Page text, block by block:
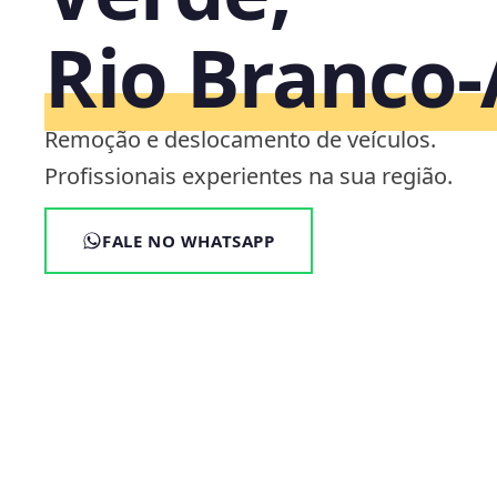
Rio
Remoção e deslocamento de veículos.
Profissionais experientes na sua região.
FALE NO WHATSAPP